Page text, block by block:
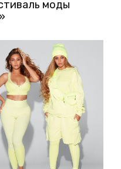
моды